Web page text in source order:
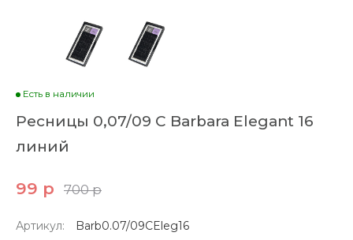
Есть в наличии
Ресницы 0,07/09 C Barbara Elegant 16
линий
99 р 700 р
Артикул: Barb0.07/09CEleg16